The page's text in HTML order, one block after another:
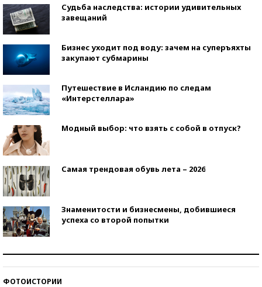
Судьба наследства: истории удивительных
завещаний
Бизнес уходит под воду: зачем на суперъяхты
закупают субмарины
Путешествие в Исландию по следам
«Интерстеллара»
Модный выбор: что взять с собой в отпуск?
Самая трендовая обувь лета – 2026
Знаменитости и бизнесмены, добившиеся
успеха со второй попытки
ФОТОИСТОРИИ